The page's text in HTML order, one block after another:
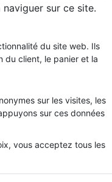
biblique
21
dessinées
couple
Relation d'aide
de la foi
Relation d'aide
jeunes
jeunesse
Hip-hop
Adoration
Métal
fiction
reportages
de Bible
Par page :
sur ce site.
du site web. Ils
du client, le panier et la
sur les visites, les
sur ces données
vous acceptez tous les